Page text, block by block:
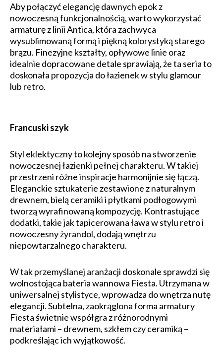
Aby połączyć elegancję dawnych epok z
nowoczesną funkcjonalnością, warto wykorzystać
armaturę z linii Antica, która zachwyca
wysublimowaną formą i piękną kolorystyką starego
brązu. Finezyjne kształty, opływowe linie oraz
idealnie dopracowane detale sprawiają, że ta seria to
doskonała propozycja do łazienek w stylu glamour
lub retro.
Francuski szyk
Styl eklektyczny to kolejny sposób na stworzenie
nowoczesnej łazienki pełnej charakteru. W takiej
przestrzeni różne inspiracje harmonijnie się łączą.
Eleganckie sztukaterie zestawione z naturalnym
drewnem, bielą ceramiki i płytkami podłogowymi
tworzą wyrafinowaną kompozycję. Kontrastujące
dodatki, takie jak tapicerowana ława w stylu retro i
nowoczesny żyrandol, dodają wnętrzu
niepowtarzalnego charakteru.
W tak przemyślanej aranżacji doskonale sprawdzi się
wolnostojąca bateria wannowa Fiesta. Utrzymana w
uniwersalnej stylistyce, wprowadza do wnętrza nutę
elegancji. Subtelna, zaokrąglona forma armatury
Fiesta świetnie współgra z różnorodnymi
materiałami – drewnem, szkłem czy ceramiką –
podkreślając ich wyjątkowość.